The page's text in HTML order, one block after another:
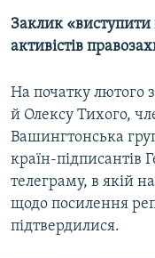
Заклик «виступити
активістів
На початку лютого
й Олексу Тихого,
Вашингтонська
країн-підписантів
телеграму, в якій
щодо посилення
підтвердилися.